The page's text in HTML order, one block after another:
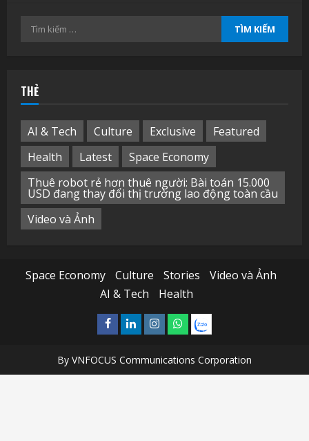
Tìm
THẺ
AI & Tech Culture Exclusive
Featured
Health
Latest
Space Economy
Thuê robot rẻ hơn thuê người: Bài toán 15.000
USD đang thay đổi thị trường lao động toàn cầu
Video và Ảnh
Space Economy Culture Stories
Video và Ảnh
AI & Tech
Health
Facebook
LinkedinInstagram
What’sapp
Zalo